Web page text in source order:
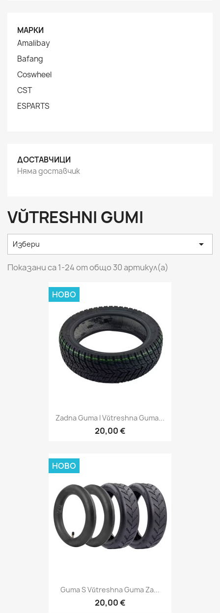
МАРКИ
Amalibay
Bafang
Coswheel
CST
ESPARTS
ДОСТАВЧИЦИ
Няма доставчик
VŬTRESHNI GUMI
Избери 
Показани са 1-24 от общо 30 артикул(а)
Zadna Guma I Vŭtreshna Guma...
20,00 €
НОВО
Guma S Vŭtreshna Guma Za...
20,00 €
НОВО